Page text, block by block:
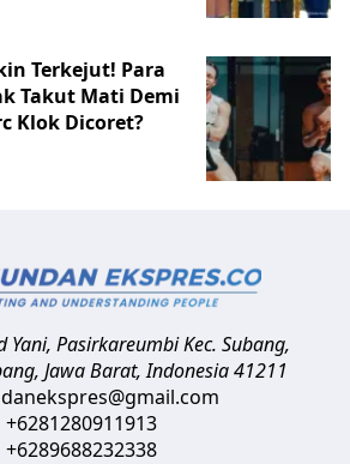
Terkejut! Para
Takut Mati Demi
Klok Dicoret?
Yani, Pasirkareumbi Kec. Subang,
Jawa Barat,Indonesia41211
+6281280911913
+6289688232338